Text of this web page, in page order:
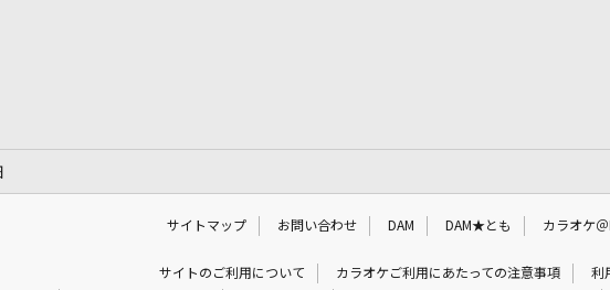
サイトマップ お問い合わせ DAM DAM★とも カラオケ＠
サイトのご利用について カラオケご利用にあたっての注意事項
利